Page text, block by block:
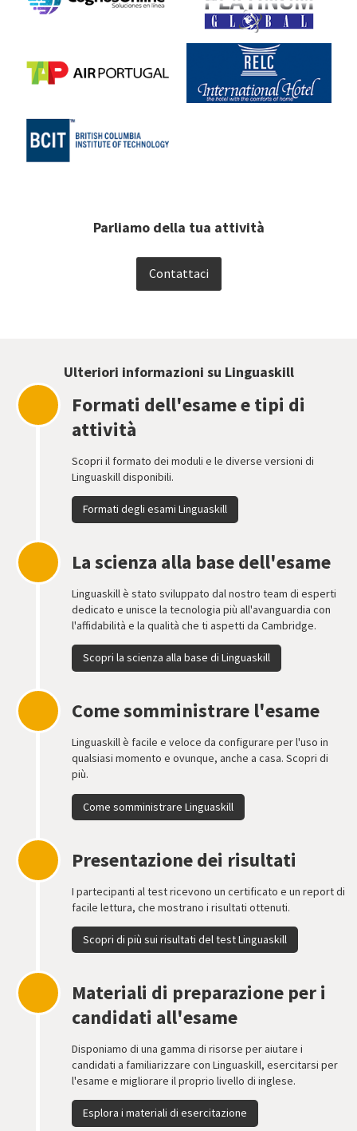
Parliamo della tua attività
Contattaci
Ulteriori informazioni su Linguaskill
Formati dell'esame e tipi di
attività
Scopri il formato dei moduli e le diverse versioni di
Linguaskill disponibili.
Formati degli esami Linguaskill
La scienza alla base dell'esame
Linguaskill è stato sviluppato dal nostro team di esperti
dedicato e unisce la tecnologia più all'avanguardia con
l'affidabilità e la qualità che ti aspetti da Cambridge.
Scopri la scienza alla base di Linguaskill
Come somministrare l'esame
Linguaskill è facile e veloce da configurare per l'uso in
qualsiasi momento e ovunque, anche a casa. Scopri di
più.
Come somministrare Linguaskill
Presentazione dei risultati
I partecipanti al test ricevono un certificato e un report di
facile lettura, che mostrano i risultati ottenuti.
Scopri di più sui risultati del test Linguaskill
Materiali di preparazione per i
candidati all'esame
Disponiamo di una gamma di risorse per aiutare i
candidati a familiarizzare con Linguaskill, esercitarsi per
l'esame e migliorare il proprio livello di inglese.
Esplora i materiali di esercitazione